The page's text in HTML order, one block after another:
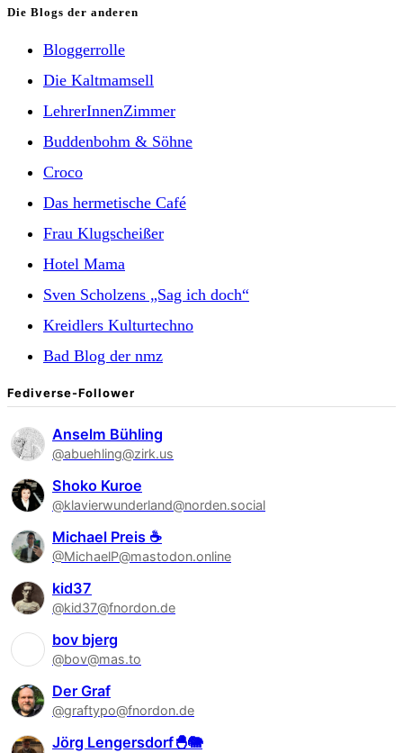
Die Blogs der anderen
Bloggerrolle
Die Kaltmamsell
LehrerInnenZimmer
Buddenbohm & Söhne
Croco
Das hermetische Café
Frau Klugscheißer
Hotel Mama
Sven Scholzens „Sag ich doch“
Kreidlers Kulturtechno
Bad Blog der nmz
Fediverse-Follower
Anselm Bühling
@abuehling@zirk.us
Shoko Kuroe
@klavierwunderland@norden.social
Michael Preis ☕
@MichaelP@mastodon.online
kid37
@kid37@fnordon.de
bov bjerg
@bov@mas.to
Der Graf
@graftypo@fnordon.de
Jörg Lengersdorf🐣🐘